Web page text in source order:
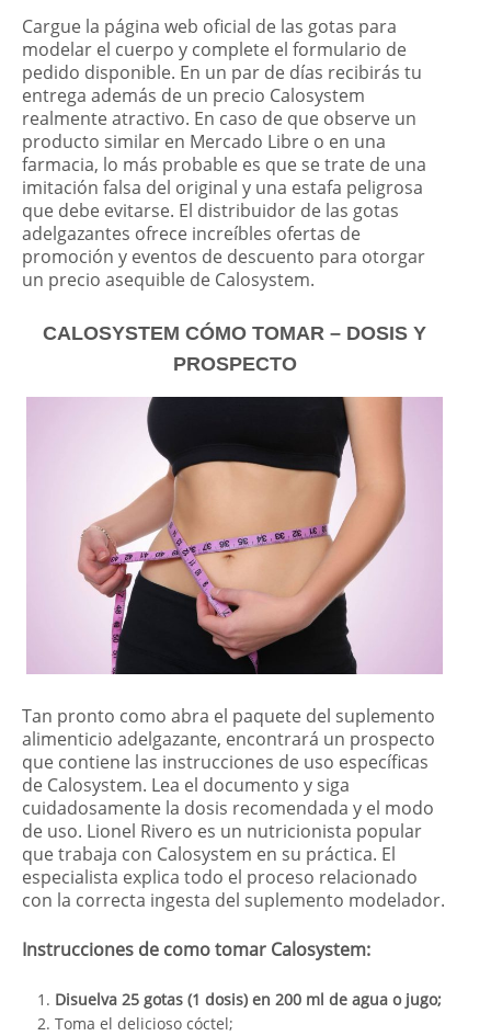
Cargue la página web oficial de las gotas para
modelar el cuerpo y complete el formulario de
pedido disponible. En un par de días recibirás tu
entrega además de un precio Calosystem
realmente atractivo. En caso de que observe un
producto similar en Mercado Libre o en una
farmacia, lo más probable es que se trate de una
imitación falsa del original y una estafa peligrosa
que debe evitarse. El distribuidor de las gotas
adelgazantes ofrece increíbles ofertas de
promoción y eventos de descuento para otorgar
un precio asequible de Calosystem.
CALOSYSTEM CÓMO TOMAR – DOSIS Y
PROSPECTO
Tan pronto como abra el paquete del suplemento
alimenticio adelgazante, encontrará un prospecto
que contiene las instrucciones de uso específicas
de Calosystem. Lea el documento y siga
cuidadosamente la dosis recomendada y el modo
de uso. Lionel Rivero es un nutricionista popular
que trabaja con Calosystem en su práctica. El
especialista explica todo el proceso relacionado
con la correcta ingesta del suplemento modelador.
Instrucciones de como tomar Calosystem:
Disuelva 25 gotas (1 dosis) en 200 ml de agua o jugo;
Toma el delicioso cóctel;